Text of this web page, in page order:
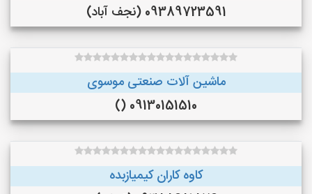
09389723591 (نجف‌ آباد)
ماشین آلات صنعتی موسوی
09130151510 ()
کاوه کاران کیمیازبده